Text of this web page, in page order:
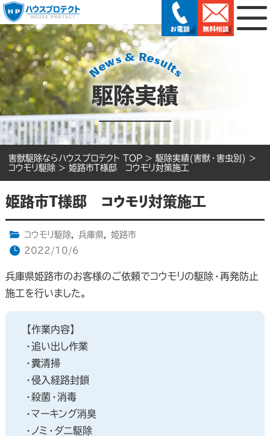
駆除実績
害獣駆除ならハウスプロテクト TOP > 駆除実績(害獣・害虫別) >
コウモリ駆除 > 姫路市T様邸 コウモリ対策施工
姫路市T様邸 コウモリ対策施工
コウモリ駆除, 兵庫県,
姫路市
2022/10/6
兵庫県姫路市のお客様のご依頼でコウモリの駆除・再発防止
施工を行いました。
【作業内容】
・追い出し作業
・糞清掃
・侵入経路封鎖
・殺菌・消毒
・マーキング消臭
・ノミ・ダニ駆除